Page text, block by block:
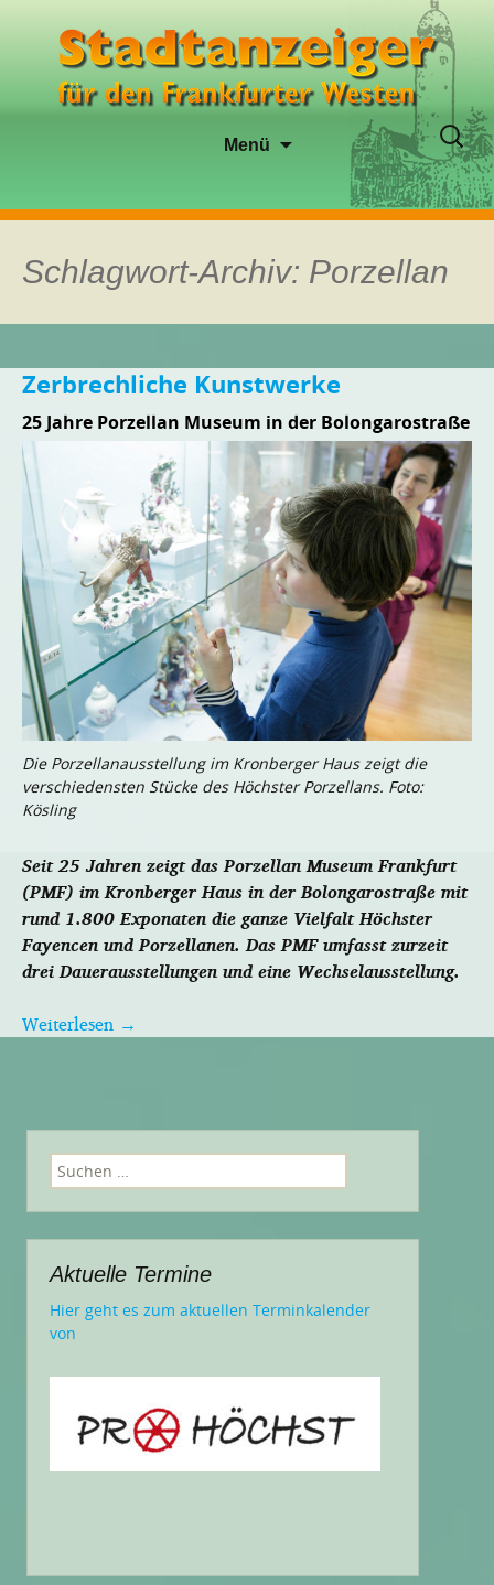
Menü
springen
Suchen
nach:
Schlagwort-Archiv: Porzellan
Zerbrechliche Kunstwerke
25 Jahre Porzellan Museum in der Bolongarostraße
Die Porzellanausstellung im Kronberger Haus zeigt die
verschiedensten Stücke des Höchster Porzellans. Foto:
Kösling
Seit 25 Jahren zeigt das Porzellan Museum Frankfurt
(PMF) im Kronberger Haus in der Bolongarostraße mit
rund 1.800 Exponaten die ganze Vielfalt Höchster
Fayencen und Porzellanen. Das PMF umfasst zurzeit
drei Dauerausstellungen und eine Wechselausstellung.
Weiterlesen →
Suchen
nach:
Aktuelle Termine
Hier geht es zum aktuellen Terminkalender
von